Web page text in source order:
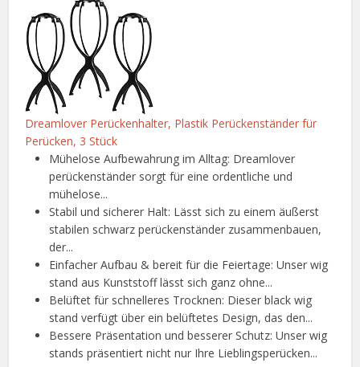
Dreamlover Perückenhalter, Plastik Perückenständer für
Perücken, 3 Stück
Mühelose Aufbewahrung im Alltag: Dreamlover
perückenständer sorgt für eine ordentliche und
mühelose...
Stabil und sicherer Halt: Lässt sich zu einem äußerst
stabilen schwarz perückenständer zusammenbauen,
der...
Einfacher Aufbau & bereit für die Feiertage: Unser wig
stand aus Kunststoff lässt sich ganz ohne...
Belüftet für schnelleres Trocknen: Dieser black wig
stand verfügt über ein belüftetes Design, das den...
Bessere Präsentation und besserer Schutz: Unser wig
stands präsentiert nicht nur Ihre Lieblingsperücken...